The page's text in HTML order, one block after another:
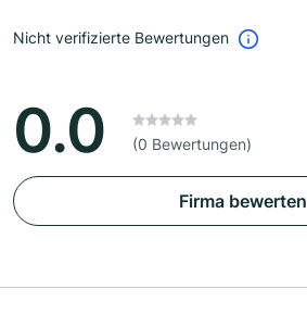
Nicht verifizierte Bewertungen
0.0 (0 Bewertungen)
Firma bewerten